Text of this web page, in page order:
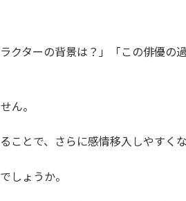
ターの背景は？」「この俳優の
ん。
とで、さらに感情移入しやすくな
しょうか。